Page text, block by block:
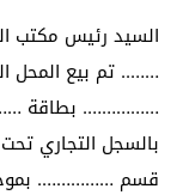
السيد رئيس مكتب
…….. تم بيع المحل
……………. بطاقة
بالسجل التجاري
قسم …………….